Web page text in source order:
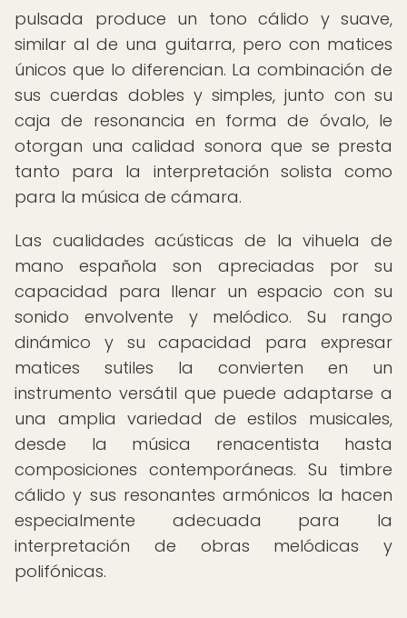
pulsada produce un tono cálido y suave,
similar al de una guitarra, pero con matices
únicos que lo diferencian. La combinación de
sus cuerdas dobles y simples, junto con su
caja de resonancia en forma de óvalo, le
otorgan una calidad sonora que se presta
tanto para la interpretación solista como
para la música de cámara.
Las cualidades acústicas de la vihuela de
mano española son apreciadas por su
capacidad para llenar un espacio con su
sonido envolvente y melódico. Su rango
dinámico y su capacidad para expresar
matices sutiles la convierten en un
instrumento versátil que puede adaptarse a
una amplia variedad de estilos musicales,
desde la música renacentista hasta
composiciones contemporáneas. Su timbre
cálido y sus resonantes armónicos la hacen
especialmente adecuada para la
interpretación de obras melódicas y
polifónicas.